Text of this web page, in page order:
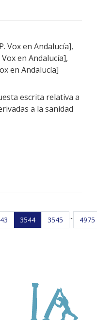
Vox en Andalucía],
en Andalucía],
en Andalucía]
escrita relativa a
a la sanidad
3544 3545 ... 4975